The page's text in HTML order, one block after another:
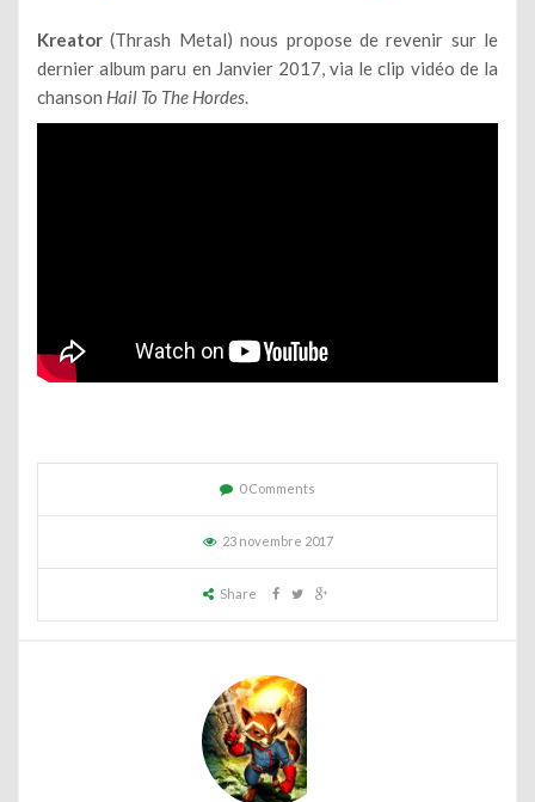
Kreator (Thrash Metal) nous propose de revenir sur le
dernier album paru en Janvier 2017, via le clip vidéo de la
chanson Hail To The Hordes.
0 Comments
23 novembre 2017
Share